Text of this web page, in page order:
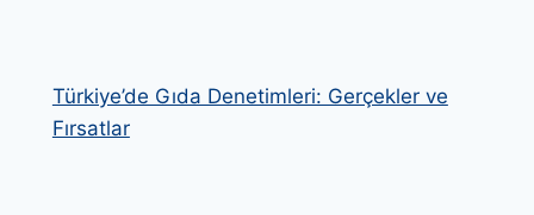
Türkiye’de Gıda Denetimleri: Gerçekler ve
Fırsatlar